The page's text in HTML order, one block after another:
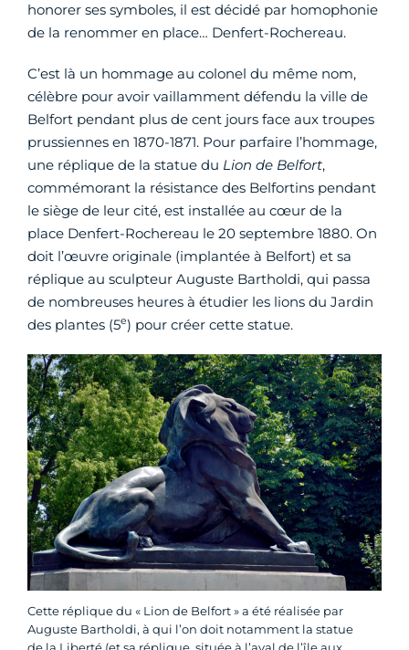
honorer ses symboles, il est décidé par homophonie
de la renommer en place… Denfert-Rochereau.
C’est là un hommage au colonel du même nom,
célèbre pour avoir vaillamment défendu la ville de
Belfort pendant plus de cent jours face aux troupes
prussiennes en 1870-1871. Pour parfaire l’hommage,
une réplique de la statue du Lion de Belfort,
commémorant la résistance des Belfortins pendant
le siège de leur cité, est installée au cœur de la
place Denfert-Rochereau le 20 septembre 1880. On
doit l’œuvre originale (implantée à Belfort) et sa
réplique au sculpteur Auguste Bartholdi, qui passa
de nombreuses heures à étudier les lions du Jardin
des plantes (5e) pour créer cette statue.
Cette réplique du « Lion de Belfort » a été réalisée par
Auguste Bartholdi, à qui l’on doit notamment la statue
de la Liberté (et sa réplique, située à l’aval de l’île aux